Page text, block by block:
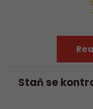
Staň se